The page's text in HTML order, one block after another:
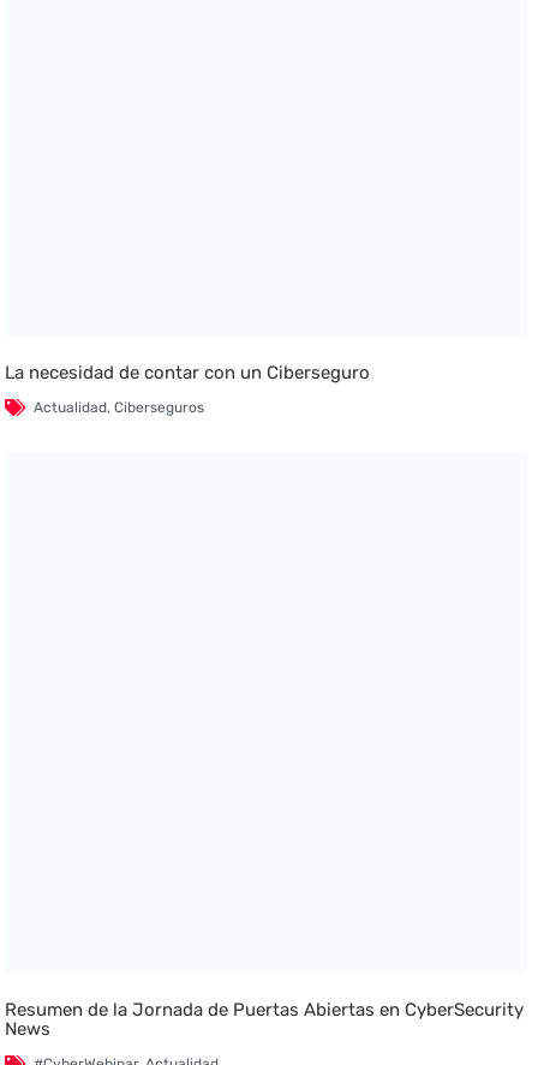
La necesidad de contar con un Ciberseguro
Actualidad,Ciberseguros
Resumen de la Jornada de Puertas Abiertas en CyberSecurity
News